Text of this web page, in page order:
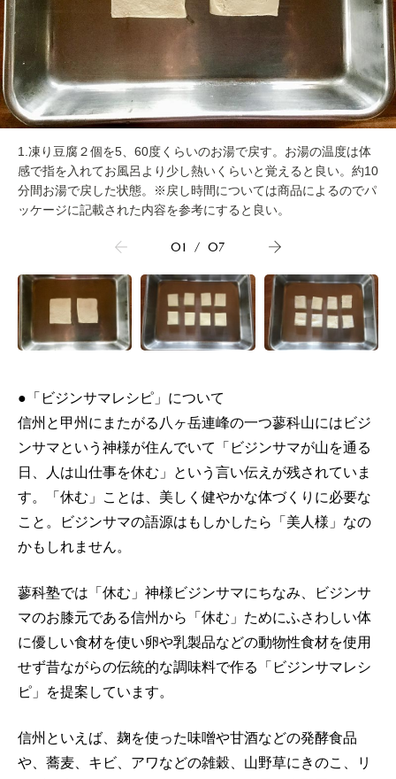
1.凍り豆腐２個を5、60度くらいのお湯で戻す。お湯の温度は体
感で指を入れてお風呂より少し熱いくらいと覚えると良い。約10
分間お湯で戻した状態。※戻し時間については商品によるのでパ
ッケージに記載された内容を参考にすると良い。
01 / 07
●「ビジンサマレシピ」について
信州と甲州にまたがる八ヶ岳連峰の一つ蓼科山にはビジ
ンサマという神様が住んでいて「ビジンサマが山を通る
日、人は山仕事を休む」という言い伝えが残されていま
す。「休む」ことは、美しく健やかな体づくりに必要な
こと。ビジンサマの語源はもしかしたら「美人様」なの
かもしれません。
蓼科塾では「休む」神様ビジンサマにちなみ、ビジンサ
マのお膝元である信州から「休む」ためにふさわしい体
に優しい食材を使い卵や乳製品などの動物性食材を使用
せず昔ながらの伝統的な調味料で作る「ビジンサマレシ
ピ」を提案しています。
信州といえば、麹を使った味噌や甘酒などの発酵食品
や、蕎麦、キビ、アワなどの雑穀、山野草にきのこ、リ